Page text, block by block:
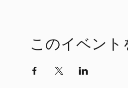
このイベント